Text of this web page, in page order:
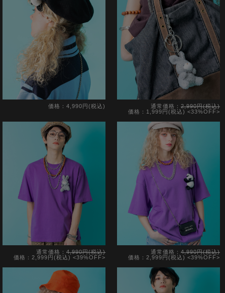
価格：4,990円(税込) 通常価格： 2,990円(税込)
価格：1,999円(税込) <33%OFF>
通常価格：4,990円(税込)
価格：2,999円(税込)<39%OFF>
通常価格： 4,990円(税込)
価格：2,999円(税込) <39%OFF>